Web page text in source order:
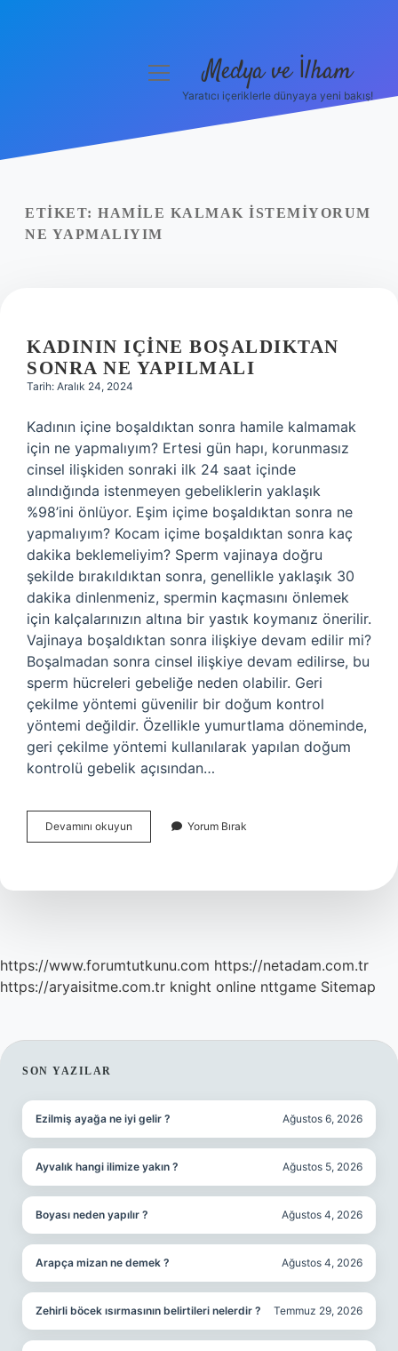
Yasal Uyarı
menüyüMedya ve İlham
Yaratıcı içeriklerle dünyaya yeni bakış!
ETIKET: HAMILE KALMAK ISTEMIYORUM
NE YAPMALIYIM
KADININ IÇINE BOŞALDIKTAN
SONRA NE YAPILMALI
Tarih: Aralık 24, 2024
Kadının içine boşaldıktan sonra hamile kalmamak
için ne yapmalıyım? Ertesi gün hapı, korunmasız
cinsel ilişkiden sonraki ilk 24 saat içinde
alındığında istenmeyen gebeliklerin yaklaşık
%98’ini önlüyor. Eşim içime boşaldıktan sonra ne
yapmalıyım? Kocam içime boşaldıktan sonra kaç
dakika beklemeliyim? Sperm vajinaya doğru
şekilde bırakıldıktan sonra, genellikle yaklaşık 30
dakika dinlenmeniz, spermin kaçmasını önlemek
için kalçalarınızın altına bir yastık koymanız önerilir.
Vajinaya boşaldıktan sonra ilişkiye devam edilir mi?
Boşalmadan sonra cinsel ilişkiye devam edilirse, bu
sperm hücreleri gebeliğe neden olabilir. Geri
çekilme yöntemi güvenilir bir doğum kontrol
yöntemi değildir. Özellikle yumurtlama döneminde,
geri çekilme yöntemi kullanılarak yapılan doğum
kontrolü gebelik açısından…
Devamını okuyun
Içine
Ne
Yorum Bırak
https://www.forumtutkunu.com https://netadam.com.tr
https://aryaisitme.com.tr knight online nttgame Sitemap
SIDEBAR
SON YAZILAR
Ezilmiş ayağa ne iyi gelir ? Ağustos 6, 2026
Ayvalık hangi ilimize yakın ? Ağustos 5, 2026
Boyası neden yapılır ? Ağustos 4, 2026
Arapça mizan ne demek ? Ağustos 4, 2026
Zehirli böcek ısırmasının belirtileri nelerdir ? Temmuz 29, 2026